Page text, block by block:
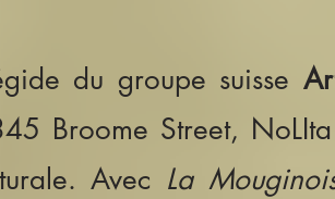
du groupe suisse
Broome Street,
Avec La